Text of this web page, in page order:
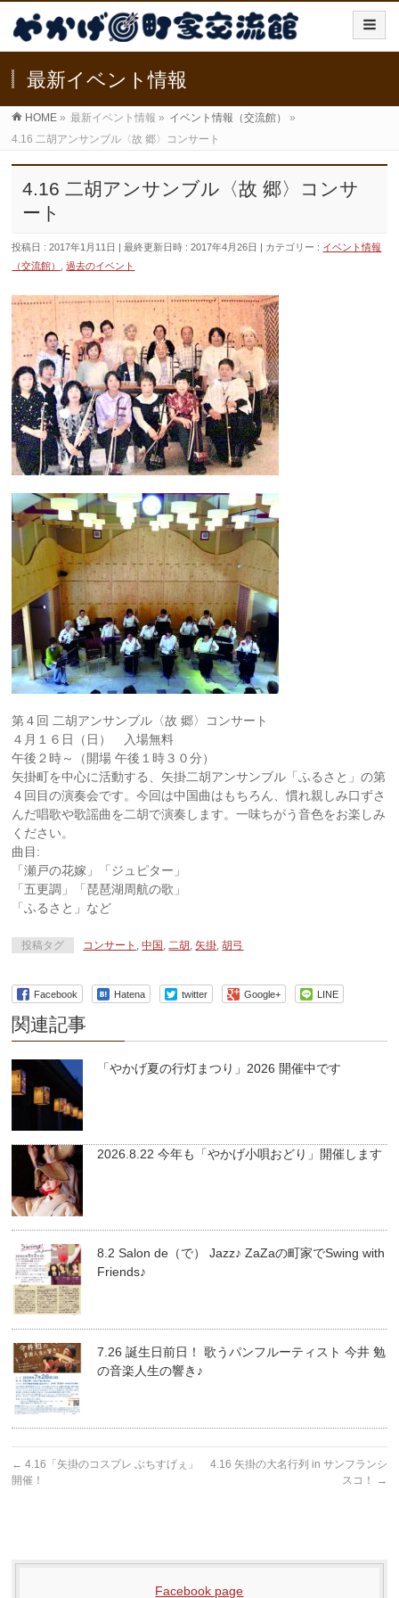
最新イベント情報
HOME » 最新イベント情報 » イベント情報（交流館）
»
4.16 二胡アンサンブル〈故 郷〉コンサート
4.16 二胡アンサンブル〈故 郷〉コンサ
ート
投稿日 : 2017年1月11日 最終更新日時 : 2017年4月26日 カテゴリー : イベント情報
（交流館）
,過去のイベント
第４回 二胡アンサンブル〈故 郷〉コンサート
４月１６日（日） 入場無料
午後２時～（開場 午後１時３０分）
矢掛町を中心に活動する、矢掛二胡アンサンブル「ふるさ と」の第
４回目の演奏会です。今回は中国曲はもちろん、慣れ親しみ口ずさ
んだ唱歌や歌謡曲を二胡で演奏します。一味ちがう音色をお楽しみ
ください。
曲目:
「瀬戸の花嫁」「ジュピター」
「五更調」「琵琶湖周航の歌」
「ふるさと」など
投稿タグ コンサート ,中国 ,二胡 ,矢掛,胡弓
Facebook Hatena twitter Google+ LINE
関連記事
「やかげ夏の行灯まつり」2026 開催中です
2026.8.22 今年も「やかげ小唄おどり」開催します
8.2 Salon de（で） Jazz♪ ZaZaの町家でSwing with
Friends♪
7.26 誕生日前日！ 歌うパンフルーティスト 今井 勉
の音楽人生の響き♪
← 4.16「矢掛のコスプレ ぶちすげぇ」
開催！
4.16 矢掛の大名行列 in サンフランシ
スコ！
→
Facebook page